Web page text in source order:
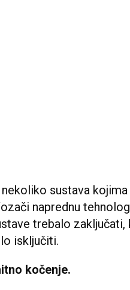
sustava
naprednu
trebalo zaključati,
isključiti.
kočenje.